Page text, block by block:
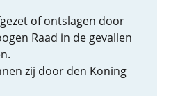
of ontslagen door
Raad in de gevallen
zij door den Koning